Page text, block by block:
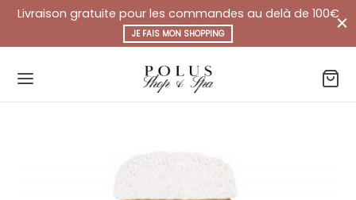
Livraison gratuite pour les commandes au delà de 100€
JE FAIS MON SHOPPING